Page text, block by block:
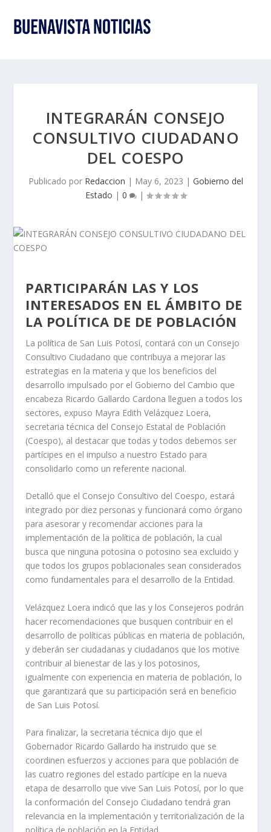
INTEGRARÁN CONSEJO
CONSULTIVO CIUDADANO
DEL COESPO
Publicado por Redaccion | May 6, 2023 | Gobierno del
Estado | 0 |
PARTICIPARÁN LAS Y LOS
INTERESADOS EN EL ÁMBITO DE
LA POLÍTICA DE DE POBLACIÓN
La política de San Luis Potosí, contará con un Consejo
Consultivo Ciudadano que contribuya a mejorar las
estrategias en la materia y que los beneficios del
desarrollo impulsado por el Gobierno del Cambio que
encabeza Ricardo Gallardo Cardona lleguen a todos los
sectores, expuso Mayra Edith Velázquez Loera,
secretaria técnica del Consejo Estatal de Población
(Coespo), al destacar que todas y todos debemos ser
partícipes en el impulso a nuestro Estado para
consolidarlo como un referente nacional.
Detalló que el Consejo Consultivo del Coespo, estará
integrado por diez personas y funcionará como órgano
para asesorar y recomendar acciones para la
implementación de la política de población, la cual
busca que ninguna potosina o potosino sea excluido y
que todos los grupos poblacionales sean considerados
como fundamentales para el desarrollo de la Entidad.
Velázquez Loera indicó que las y los Consejeros podrán
hacer recomendaciones que busquen contribuir en el
desarrollo de políticas públicas en materia de población,
y deberán ser ciudadanas y ciudadanos que los motive
contribuir al bienestar de las y los potosinos,
igualmente con experiencia en materia de población, lo
que garantizará que su participación será en beneficio
de San Luis Potosí.
Para finalizar, la secretaria técnica dijo que el
Gobernador Ricardo Gallardo ha instruido que se
coordinen esfuerzos y acciones para que población de
las cuatro regiones del estado partícipe en la nueva
etapa de desarrollo que vive San Luis Potosí, por lo que
la conformación del Consejo Ciudadano tendrá gran
relevancia en la implementación y territorialización de la